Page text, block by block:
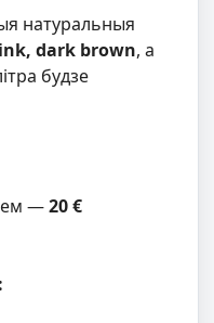
натуральныя
dark brown, а
будзе
—20 €